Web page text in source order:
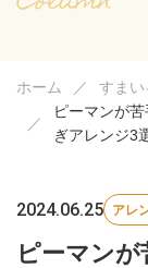
ホーム
すま
ピーマンが
ぎアレンジ3
2024.06.25 アレ
ピーマン